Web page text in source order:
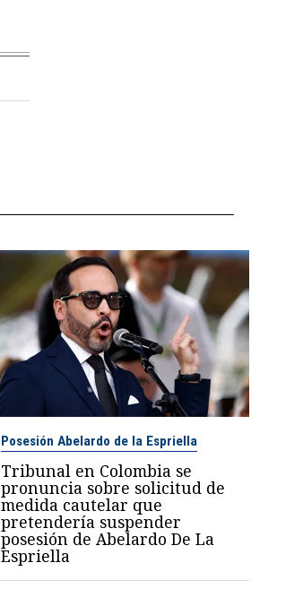
Posesión Abelardo de la Espriella
Tribunal en Colombia se
pronuncia sobre solicitud de
medida cautelar que
pretendería suspender
posesión de Abelardo De La
Espriella